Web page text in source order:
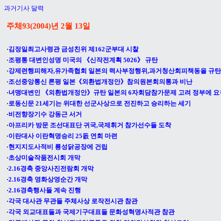
과거기사 달력
주체93(2004)년 2월 13일
·김정일최고사령관 금성친위 제162군부대 시찰
·조평통 대변인성명 미국의 《신작전계획 5026》 규탄
·강제련행피해자,유가족협회 일본의 력사부정행위,과거청산회피책동을 규탄
·조선중앙통신 론평 일본《외환법개정안》참의원본회의통과 비난
·녀맹대변인 《외환법개정안》규탄 일본의 6자회담참가문제 고려 정부에 요
·로동신문 21세기는 위대한 선군사상으로 전진하고 승리하는 세기
·비전향장기수 강동근 서거
·아프리카 방문 조선대표단 귀국,국제휘거 참가선수들 도착
·이란대사 이란혁명승리 25돐 연회 마련
·현지지도사적비 룡성닭공장에 건립
·초상미술작품전시회 개막
·2.16경축 중앙사진전람회 개막
·2.16경축 영화상영순간 개막
·2.16경축행사들 계속 진행
·각국 대사관 무관들 주체사상 로작전시관 참관
·각국 외교대표들과 국제기구대표들 문화성혁명사적관 참관